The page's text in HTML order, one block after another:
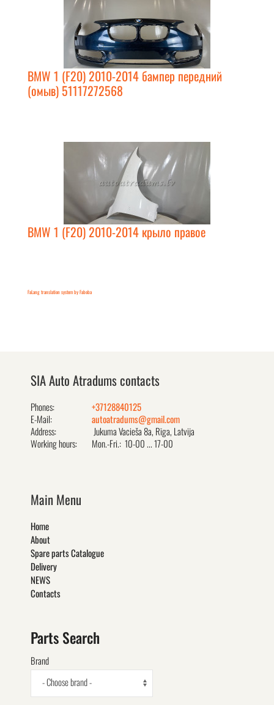
BMW 1 (F20) 2010-2014 бампер передний
(омыв) 51117272568
BMW 1 (F20) 2010-2014 крыло правое
FaLang translation system by Faboba
SIA Auto Atradums contacts
Phones:
+37128840125
E-Mail:
autoatradums@gmail.com
Address:
Jukuma Vacieša 8a, Rīga, Latvija
Working hours:
Mon.-Fri.: 10-00 ... 17-00
Main Menu
Home
About
Spare parts Catalogue
Delivery
NEWS
Contacts
Parts Search
Brand
- Choose brand -